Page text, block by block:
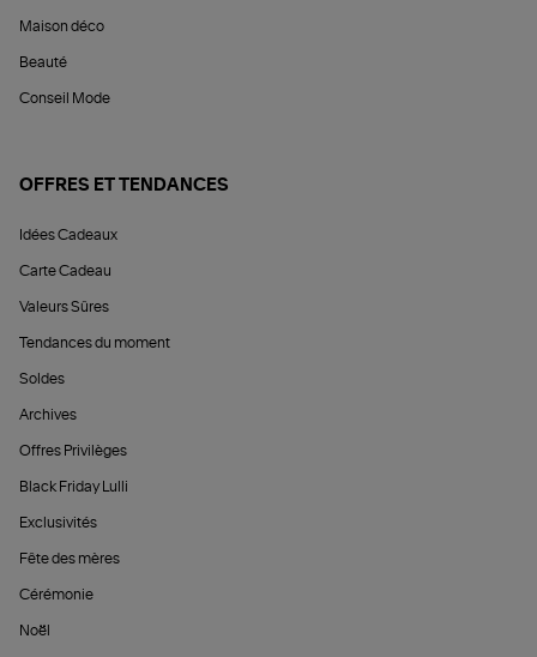
Maison déco
Beauté
Conseil Mode
OFFRES ET TENDANCES
Idées Cadeaux
Carte Cadeau
Valeurs Sûres
Tendances du moment
Soldes
Archives
Offres Privilèges
Black Friday Lulli
Exclusivités
Fête des mères
Cérémonie
Noël